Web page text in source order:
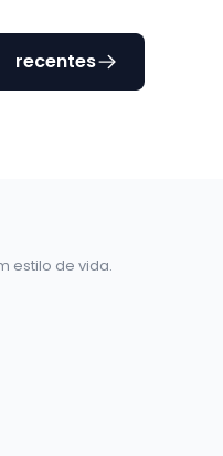
recentes
estilo de vida.